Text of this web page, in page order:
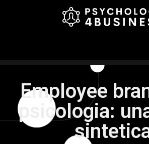
Employee
psicologia: